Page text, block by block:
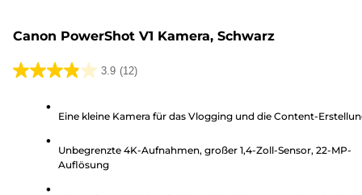
Canon PowerShot V1 Kamera, Schwarz
3.9 (12)
3.9
Sternen.
Eine kleine Kamera für das Vlogging und die Content-
Unbegrenzte 4K-Aufnahmen, großer 1,4-Zoll-Sensor, 22-MP-
Auflösung